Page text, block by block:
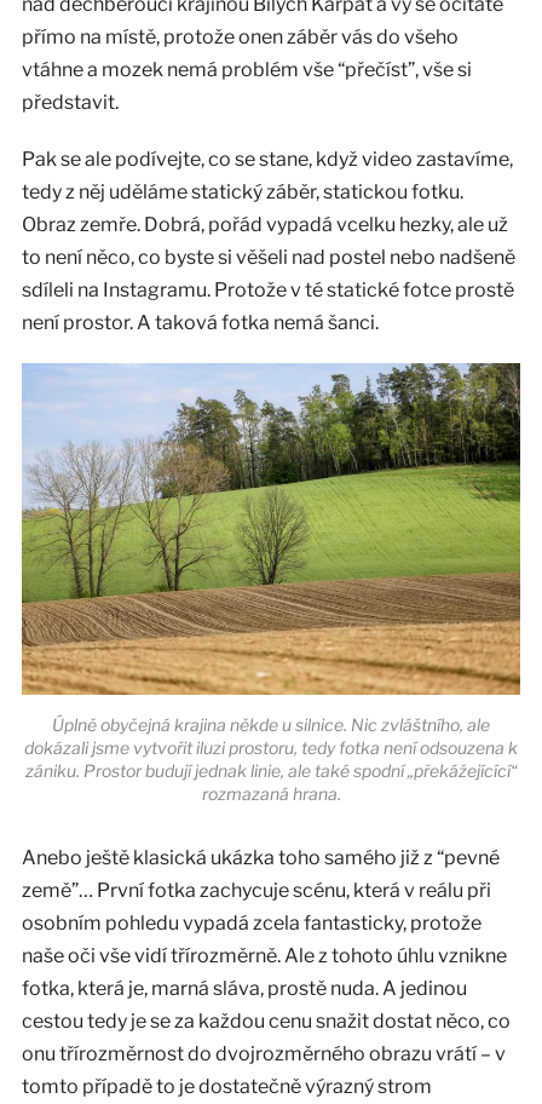
přímo na místě, protože onen záběr vás do všeho
vtáhne a mozek nemá problém vše “přečíst”, vše si
představit.
Pak se ale podívejte, co se stane, když video zastavíme,
tedy z něj uděláme statický záběr, statickou fotku.
Obraz zemře. Dobrá, pořád vypadá vcelku hezky, ale už
to není něco, co byste si věšeli nad postel nebo nadšeně
sdíleli na Instagramu. Protože v té statické fotce prostě
není prostor. A taková fotka nemá šanci.
Úplně obyčejná krajina někde u silnice. Nic zvláštního, ale
dokázali jsme vytvořit iluzi prostoru, tedy fotka není odsouzena k
zániku. Prostor budují jednak linie, ale také spodní „překážejícící“
rozmazaná hrana.
Anebo ještě klasická ukázka toho samého již z “pevné
země”… První fotka zachycuje scénu, která v reálu při
osobním pohledu vypadá zcela fantasticky, protože
naše oči vše vidí třírozměrně. Ale z tohoto úhlu vznikne
fotka, která je, marná sláva, prostě nuda. A jedinou
cestou tedy je se za každou cenu snažit dostat něco, co
onu třírozměrnost do dvojrozměrného obrazu vrátí – v
tomto případě to je dostatečně výrazný strom